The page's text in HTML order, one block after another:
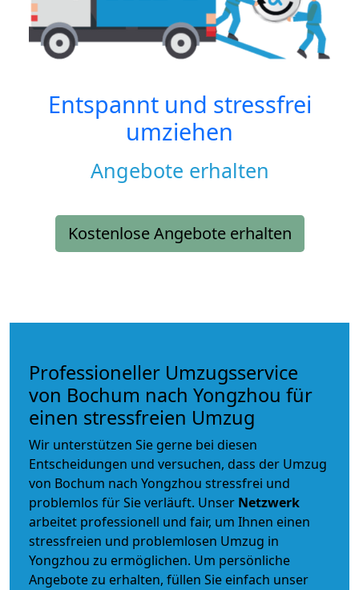
Entspannt und stressfrei
umziehen
Angebote erhalten
Kostenlose Angebote erhalten
Professioneller Umzugsservice
von Bochum nach Yongzhou für
einen stressfreien Umzug
Wir unterstützen Sie gerne bei diesen
Entscheidungen und versuchen, dass der Umzug
von Bochum nach Yongzhou stressfrei und
problemlos für Sie verläuft. Unser Netzwerk
arbeitet professionell und fair, um Ihnen einen
stressfreien und problemlosen Umzug in
Yongzhou zu ermöglichen. Um persönliche
Angebote zu erhalten, füllen Sie einfach unser